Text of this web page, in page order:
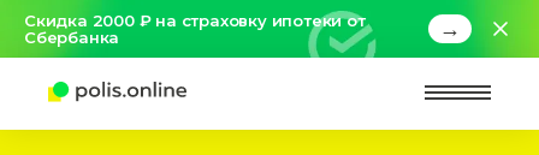
Скидка 2000 ₽ на страховку ипотеки от
Сбербанка
→